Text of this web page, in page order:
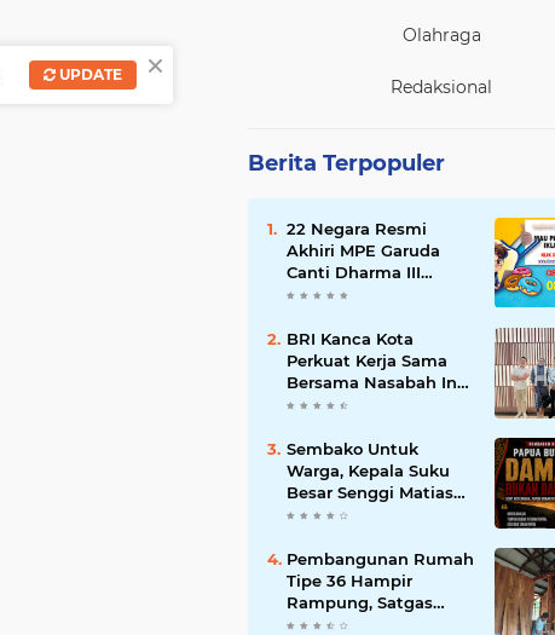
Olahraga
Redaksional
Berita Terpopuler
22 Negara Resmi
Akhiri MPE Garuda
Canti Dharma III
Tahun 2026
BRI Kanca Kota
Perkuat Kerja Sama
Bersama Nasabah Inti,
Dorong Pertumbuhan
Sembako Untuk
Warga, Kepala Suku
Besar Senggi Matias
Mangu Ajak Warga
Warga Sipil di
Yahukimo
Pembangunan Rumah
Tipe 36 Hampir
Rampung, Satgas
TMMD Ke-129 Kodim
×
UPDATE